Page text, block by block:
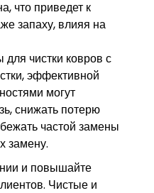
что приведет к
запаху, влияя на
чистки ковров с
эффективной
могут
снижать потерю
частой замены
замену.
и повышайте
Чистые и